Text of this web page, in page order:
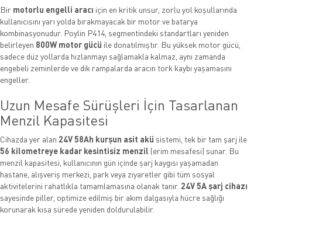
Bir motorlu engelli aracı için en kritik unsur, zorlu yol koşullarında
kullanıcısını yarı yolda bırakmayacak bir motor ve batarya
kombinasyonudur. Poylin P414, segmentindeki standartları yeniden
belirleyen 800W motor gücü ile donatılmıştır. Bu yüksek motor gücü,
sadece düz yollarda hızlanmayı sağlamakla kalmaz, aynı zamanda
engebeli zeminlerde ve dik rampalarda aracın tork kaybı yaşamasını
engeller.
Uzun Mesafe Sürüşleri İçin Tasarlanan
Menzil Kapasitesi
Cihazda yer alan 24V 58Ah kurşun asit akü sistemi, tek bir tam şarj ile
56 kilometreye kadar kesintisiz menzil (erim mesafesi) sunar. Bu
menzil kapasitesi, kullanıcının gün içinde şarj kaygısı yaşamadan
hastane, alışveriş merkezi, park veya ziyaretler gibi tüm sosyal
aktivitelerini rahatlıkla tamamlamasına olanak tanır. 24V 5A şarj cihazı
sayesinde piller, optimize edilmiş bir akım dalgasıyla hücre sağlığı
korunarak kısa sürede yeniden doldurulabilir.